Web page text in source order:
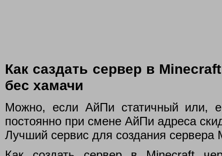
Как саздать сервер в
бес хамачи
Можно, если АйПи статичный или,
постоянно при смене АйПи адреса
Лучший сервис для создания сервера